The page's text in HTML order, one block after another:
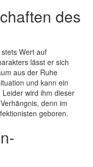
des
Wert auf
lässt er sich
aus der Ruhe
und kann ein
wird ihm dieser
denn im
geboren.